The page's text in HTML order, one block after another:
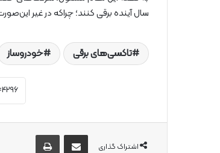
سال آینده برقی کنند؛ چراکه در غیر
تاکسی‌های برقی خودروساز
اشتراک گذاری
از طریق ایمیل به اشتراک بگذارید